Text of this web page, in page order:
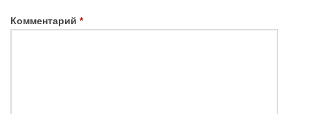
Комментарий *